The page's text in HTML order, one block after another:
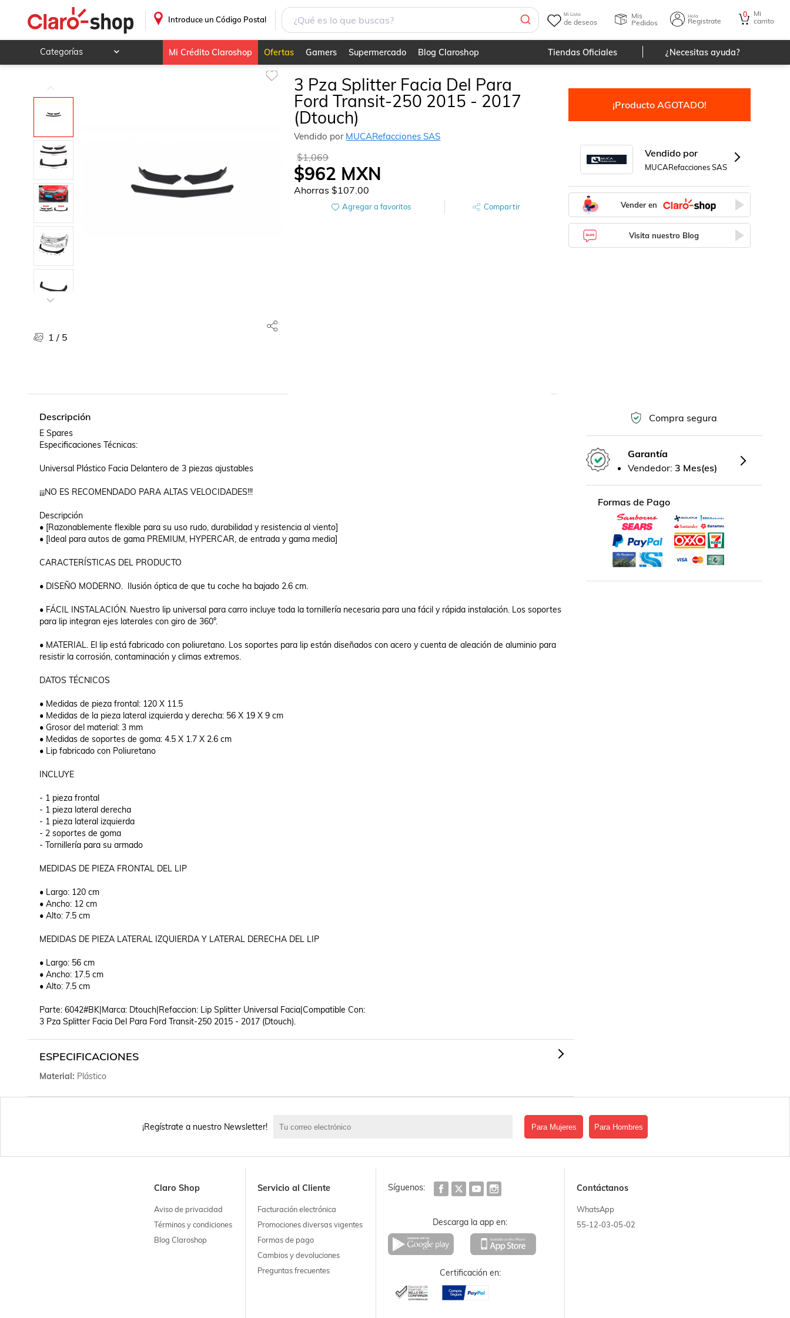
Introduce un Código Postal
Mi Lista
de deseos
Mis
Pedidos
Hola
Registrate
0
Mi
carrito
Categorías
Deportes y ocio
Animales y mascotas
Ferretería y autos
Ropa, calzado y accesorios
Mamá y bebé
Joyería y relojes
Juegos y juguetes
Libros, revistas y comics
Películas, series de tv y música
Otras categorías
Súpermercado
Mi Crédito Claroshop Ofertas Gamers Supermercado Blog Claroshop Tiendas Oficiales ¿Necesitas ayuda?
1 / 5
3 Pza Splitter Facia Del Para
Ford Transit-250 2015 - 2017
(Dtouch)
Vendido por MUCARefacciones SAS
$1,069
$962 MXN
Ahorras$107.00
Agregar a favoritos Compartir
¡Producto AGOTADO!
Vendido por
MUCARefacciones SAS
Vender en
Visita nuestro Blog
Descripción
E Spares
Especificaciones Técnicas:
Universal Plástico Facia Delantero de 3 piezas ajustables
¡¡¡NO ES RECOMENDADO PARA ALTAS VELOCIDADES!!!
Descripción
• [Razonablemente flexible para su uso rudo, durabilidad y resistencia al viento]
• [Ideal para autos de gama PREMIUM, HYPERCAR, de entrada y gama media]
CARACTERÍSTICAS DEL PRODUCTO
• DISEÑO MODERNO.  Ilusión óptica de que tu coche ha bajado 2.6 cm.
• FÁCIL INSTALACIÓN. Nuestro lip universal para carro incluye toda la tornillería necesaria para una fácil y rápida instalación. Los soportes
para lip integran ejes laterales con giro de 360°.
• MATERIAL. El lip está fabricado con poliuretano. Los soportes para lip están diseñados con acero y cuenta de aleación de aluminio para
resistir la corrosión, contaminación y climas extremos.
DATOS TÉCNICOS
• Medidas de pieza frontal: 120 X 11.5
• Medidas de la pieza lateral izquierda y derecha: 56 X 19 X 9 cm
• Grosor del material: 3 mm
• Medidas de soportes de goma: 4.5 X 1.7 X 2.6 cm
• Lip fabricado con Poliuretano
INCLUYE
- 1 pieza frontal
- 1 pieza lateral derecha
- 1 pieza lateral izquierda
- 2 soportes de goma
- Tornillería para su armado
MEDIDAS DE PIEZA FRONTAL DEL LIP
• Largo: 120 cm
• Ancho: 12 cm
• Alto: 7.5 cm
MEDIDAS DE PIEZA LATERAL IZQUIERDA Y LATERAL DERECHA DEL LIP
• Largo: 56 cm
• Ancho: 17.5 cm
• Alto: 7.5 cm
Parte: 6042#BK|Marca: Dtouch|Refaccion: Lip Splitter Universal Facia|Compatible Con:
3 Pza Splitter Facia Del Para Ford Transit-250 2015 - 2017 (Dtouch).
ESPECIFICACIONES
Material Plástico
Compra segura
Garantía
Vendedor: 3 Mes(es)
Formas de Pago
¡Regístrate a nuestro Newsletter! Para Mujeres Para Hombres
Claro Shop
Aviso de privacidad
Términos y condiciones
Blog Claroshop
Servicio al Cliente
Facturación electrónica
Promociones diversas vigentes
Formas de pago
Cambios y devoluciones
Preguntas frecuentes
Síguenos:
Descarga la app en:
Certificación en:
Contáctanos
WhatsApp
55-12-03-05-02
3 Pza Splitter Facia Del Para Ford Transit-250 2015 - 2017 (Dtouch)